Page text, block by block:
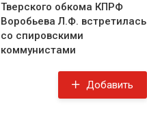
Тверского обкома КПРФ
Воробьева Л.Ф. встретилась
со спировскими
коммунистами
Добавить